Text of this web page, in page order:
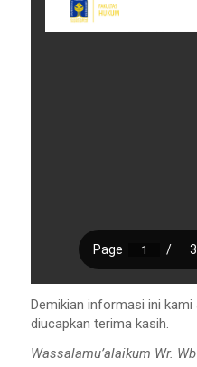
Demikian informasi ini
diucapkan terima kasih.
Wassalamu’alaikum Wr. Wb